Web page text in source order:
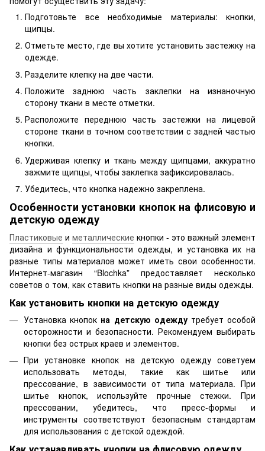
Подготовьте все необходимые материалы: кнопки,
щипцы.
Отметьте место, где вы хотите установить застежку на
одежде.
Разделите клепку на две части.
Положите заднюю часть заклепки на изнаночную
сторону ткани в месте отметки.
Расположите переднюю часть застежки на лицевой
стороне ткани в точном соответствии с задней частью
кнопки.
Удерживая клепку и ткань между щипцами, аккуратно
зажмите щипцы, чтобы заклепка зафиксировалась.
Убедитесь, что кнопка надежно закреплена.
Особенности установки кнопок на флисовую и
детскую одежду
Пластиковые и металлические кнопки - это важный элемент
дизайна и функциональности одежды, и установка их на
разные типы материалов может иметь свои особенности.
Интернет-магазин “Blochka” предоставляет несколько
советов о том, как ставить кнопки на разные виды одежды.
Как установить кнопки на детскую одежду
Установка кнопок на детскую одеждутребует особой
осторожности и безопасности. Рекомендуем выбирать
кнопки без острых краев и элементов.
При установке кнопок на детскую одежду советуем
использовать методы, такие как шитье или
прессование, в зависимости от типа материала. При
шитье кнопок, используйте прочные стежки. При
прессовании, убедитесь, что пресс-формы и
инструменты соответствуют безопасным стандартам
для использования с детской одеждой.